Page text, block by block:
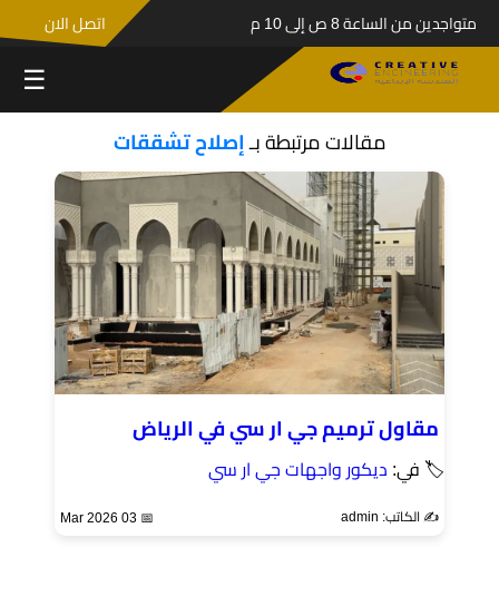
متواجدين من الساعة 8 ص إلى 10 م اتصل الان
☰
مقالات مرتبطة بـإصلاح تشققات
مقاول ترميم جي ار سي في الرياض
🏷 في: ديكور واجهات جي ار سي
✍️ الكاتب: admin 📅 03 Mar 2026